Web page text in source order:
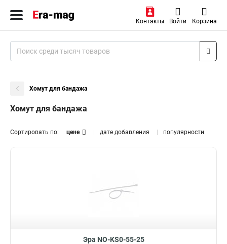
Контакты Войти Корзина
Хомут для бандажа
Хомут для бандажа
Сортировать по: цене дате добавления популярности
Эра NO-KS0-55-25